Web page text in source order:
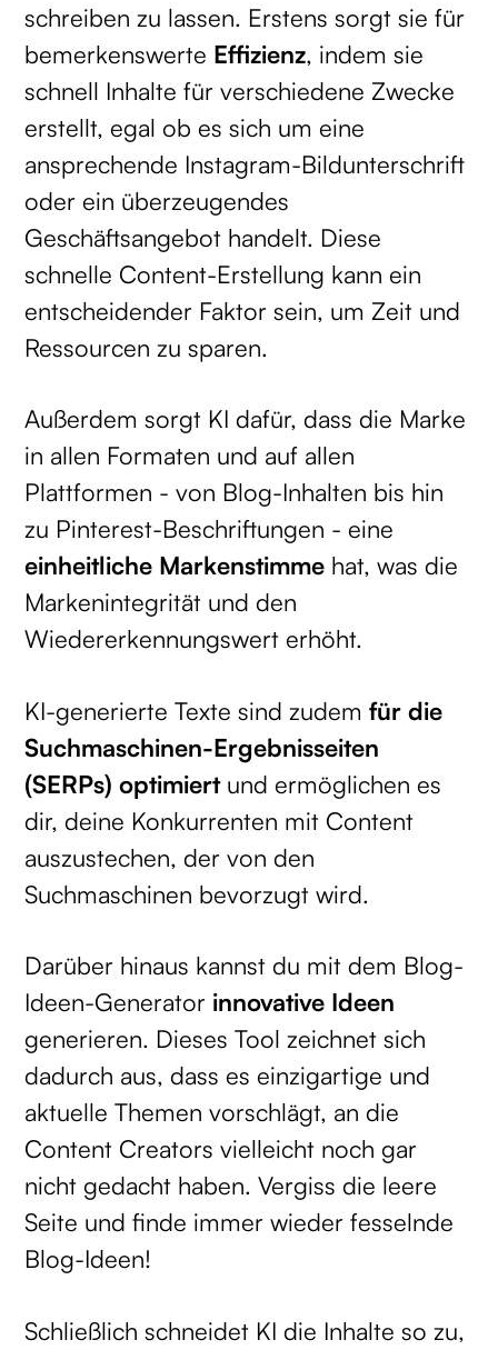
schreiben zu lassen. Erstens sorgt sie für
bemerkenswerte Effizienz, indem sie
schnell Inhalte für verschiedene Zwecke
erstellt, egal ob es sich um eine
ansprechende Instagram-Bildunterschrift
oder ein überzeugendes
Geschäftsangebot handelt. Diese
schnelle Content-Erstellung kann ein
entscheidender Faktor sein, um Zeit und
Ressourcen zu sparen.
Außerdem sorgt KI dafür, dass die Marke
in allen Formaten und auf allen
Plattformen - von Blog-Inhalten bis hin
zu Pinterest-Beschriftungen - eine
einheitliche Markenstimme hat, was die
Markenintegrität und den
Wiedererkennungswert erhöht.
KI-generierte Texte sind zudemfür die
Suchmaschinen-Ergebnisseiten
(SERPs) optimiertund ermöglichen es
dir, deine Konkurrenten mit Content
auszustechen, der von den
Suchmaschinen bevorzugt wird.
Darüber hinaus kannst du mit dem Blog-
Ideen-Generator innovative Ideen
generieren. Dieses Tool zeichnet sich
dadurch aus, dass es einzigartige und
aktuelle Themen vorschlägt, an die
Content Creators vielleicht noch gar
nicht gedacht haben. Vergiss die leere
Seite und finde immer wieder fesselnde
Blog-Ideen!
Schließlich schneidet KI die Inhalte so zu,